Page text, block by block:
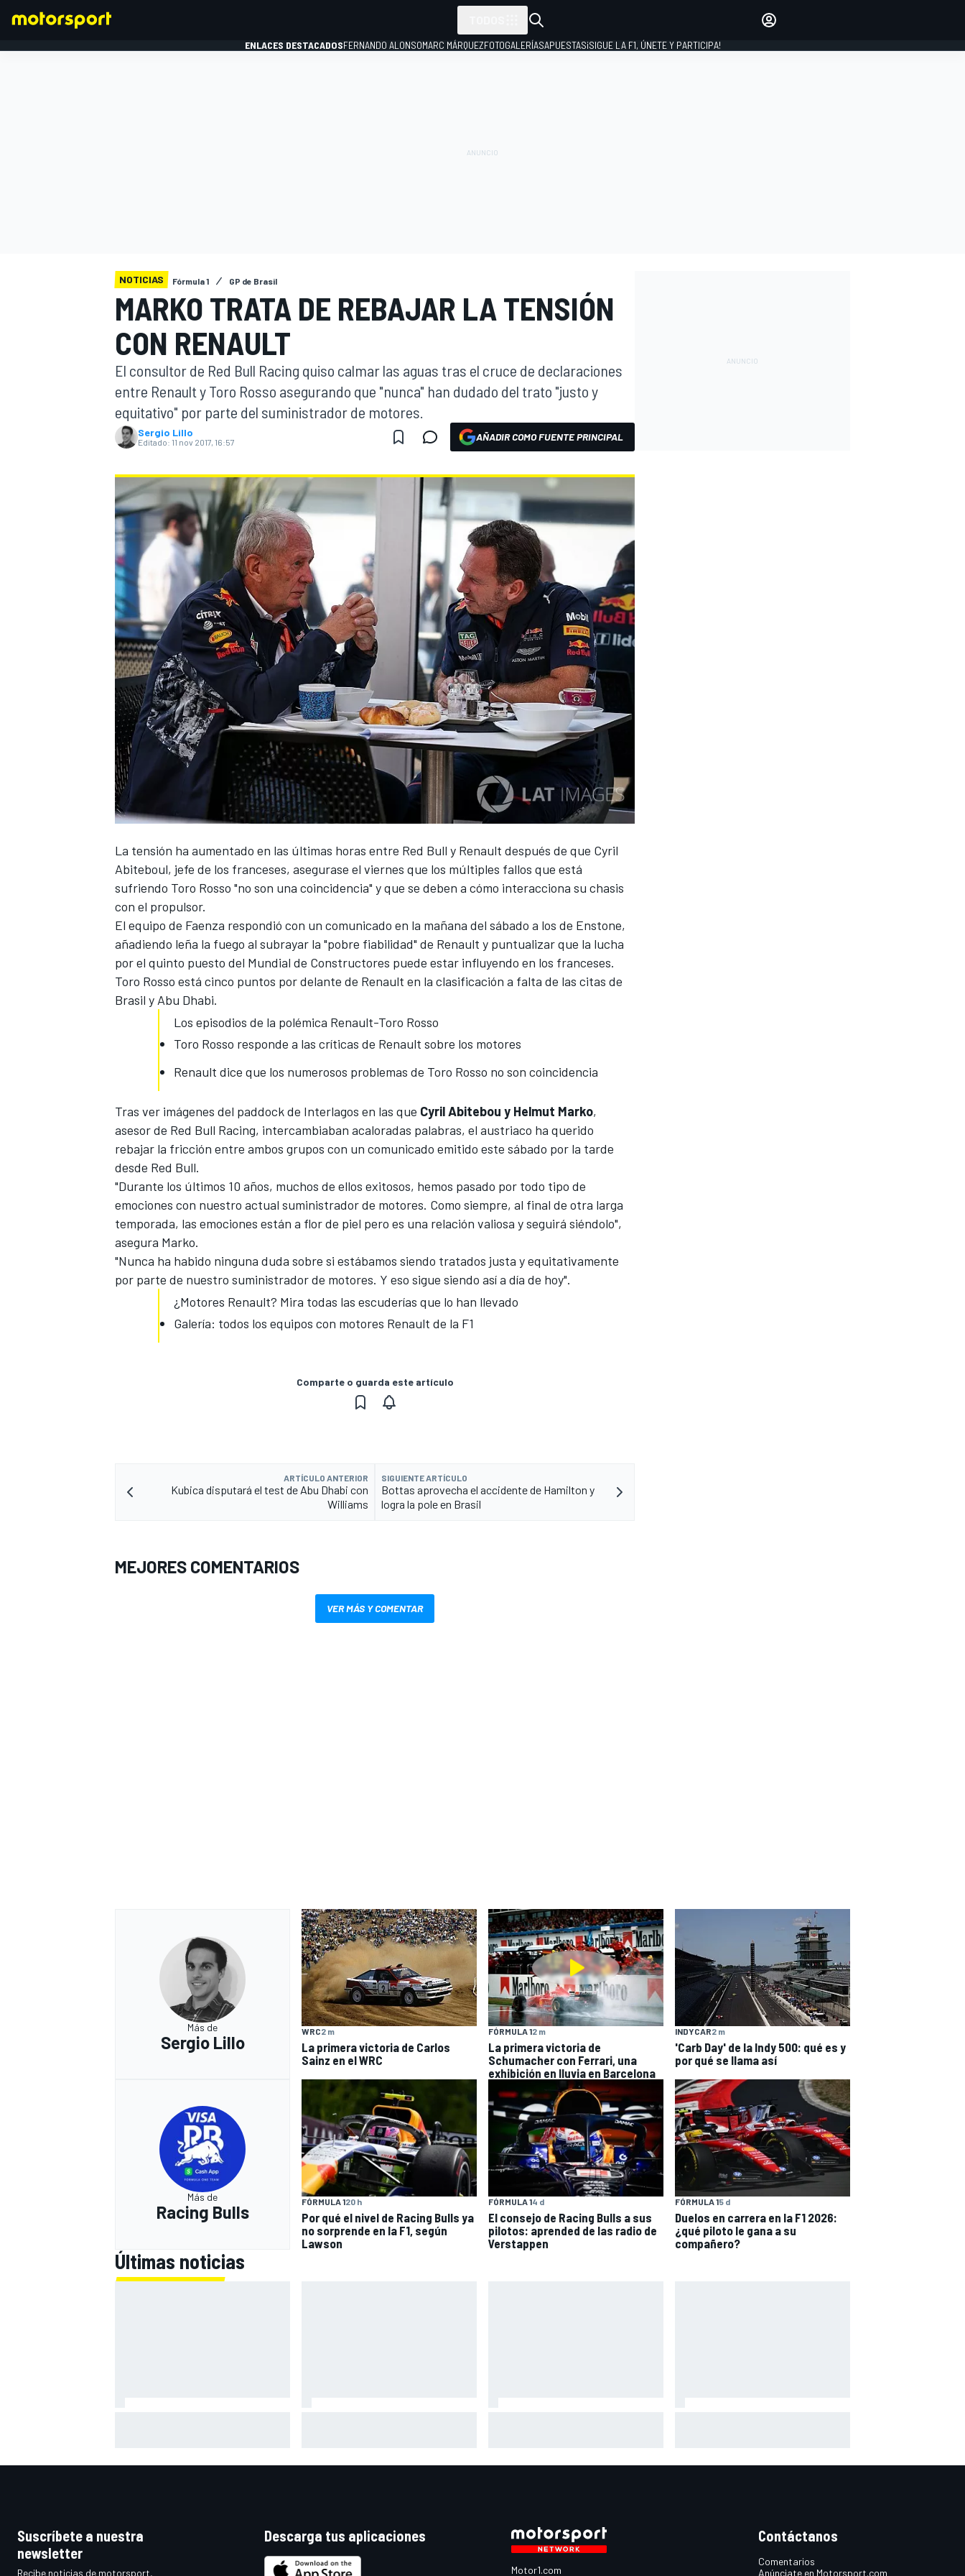
WEC FÓRMULA E
ENLACES DESTACADOSFERNANDO ALONSOMARC MÁRQUEZFOTOGALERÍASAPUESTAS¡SIGUE LA F1, ÚNETE Y PARTICIPA!
NOTICIAS Fórmula 1 GP de Brasil
MARKO TRATA DE REBAJAR LA TENSIÓN
CON RENAULT
El consultor de Red Bull Racing quiso calmar las aguas tras el cruce de declaraciones
entre Renault y Toro Rosso asegurando que "nunca" han dudado del trato "justo y
equitativo" por parte del suministrador de motores.
Sergio Lillo
Editado: 11 nov 2017, 16:57 AÑADIR COMO FUENTE PRINCIPAL
La tensión ha aumentado en las últimas horas entre Red Bull y Renault después de que Cyril
Abiteboul, jefe de los franceses, asegurase el viernes que los múltiples fallos que está
sufriendo Toro Rosso "no son una coincidencia" y que se deben a cómo interacciona su chasis
con el propulsor.
El equipo de Faenza respondió con un comunicado en la mañana del sábado a los de Enstone,
añadiendo leña la fuego al subrayar la "pobre fiabilidad" de Renault y puntualizar que la lucha
por el quinto puesto del Mundial de Constructores puede estar influyendo en los franceses.
Toro Rosso está cinco puntos por delante de Renault en la clasificación a falta de las citas de
Brasil y Abu Dhabi.
Los episodios de la polémica Renault-Toro Rosso
Toro Rosso responde a las críticas de Renault sobre los motores
Renault dice que los numerosos problemas de Toro Rosso no son coincidencia
Tras ver imágenes del paddock de Interlagos en las que Cyril Abitebou y Helmut Marko,
asesor de Red Bull Racing, intercambiaban acaloradas palabras, el austriaco ha querido
rebajar la fricción entre ambos grupos con un comunicado emitido este sábado por la tarde
desde Red Bull.
"Durante los últimos 10 años, muchos de ellos exitosos, hemos pasado por todo tipo de
emociones con nuestro actual suministrador de motores. Como siempre, al final de otra larga
temporada, las emociones están a flor de piel pero es una relación valiosa y seguirá siéndolo",
asegura Marko.
"Nunca ha habido ninguna duda sobre si estábamos siendo tratados justa y equitativamente
por parte de nuestro suministrador de motores. Y eso sigue siendo así a día de hoy".
¿Motores Renault? Mira todas las escuderías que lo han llevado
Galería: todos los equipos con motores Renault de la F1
Comparte o guarda este artículo
ARTÍCULO ANTERIOR
Kubica disputará el test de Abu Dhabi con
Williams
SIGUIENTE ARTÍCULO
Bottas aprovecha el accidente de Hamilton y
logra la pole en Brasil
MEJORES COMENTARIOS
VER MÁS Y COMENTAR
Más de
Sergio Lillo
WRC2 m
La primera victoria de Carlos
Sainz en el WRC
FÓRMULA 12 m
La primera victoria de
Schumacher con Ferrari, una
exhibición en lluvia en Barcelona
INDYCAR2 m
'Carb Day' de la Indy 500: qué es y
por qué se llama así
Más de
Racing Bulls
FÓRMULA 120 h
Por qué el nivel de Racing Bulls ya
no sorprende en la F1, según
Lawson
FÓRMULA 14 d
El consejo de Racing Bulls a sus
pilotos: aprended de las radio de
Verstappen
FÓRMULA 15 d
Duelos en carrera en la F1 2026:
¿qué piloto le gana a su
compañero?
Últimas noticias
Suscríbete a nuestra
newsletter
Recibe noticias de motorsport,
Descarga tus aplicaciones
Motor1.com
Contáctanos
Comentarios
Anúnciate en Motorsport.com